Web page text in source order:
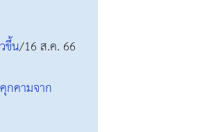
ขึ้น/16 ส.ค. 66
กคามจาก